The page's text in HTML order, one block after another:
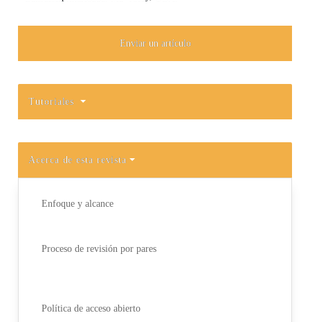
Enviar un artículo
Tutoriales
Acerca de esta revista
Enfoque y alcance
Proceso de revisión por pares
Política de acceso abierto